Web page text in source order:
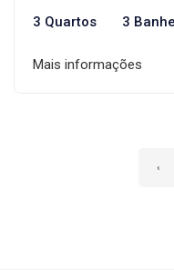
3 Quartos 3
Mais informações
‹